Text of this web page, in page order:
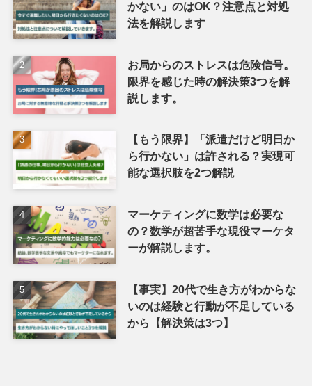
かない」のはOK？注意点と対処
法を解説します
お局からのストレスは危険信号。
限界を感じた時の解決策3つを解
説します。
【もう限界】「派遣だけど明日か
ら行かない」は許される？実現可
能な選択肢を2つ解説
マーケティングに数学は必要な
の？数学が超苦手な現役マーケタ
ーが解説します。
【事実】20代で生き方がわからな
いのは経験と行動が不足している
から【解決策は3つ】